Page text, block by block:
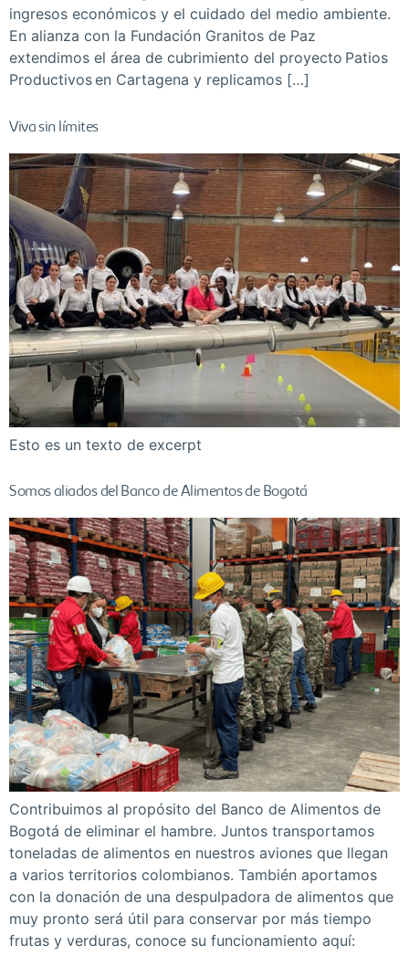
ingresos económicos y el cuidado del medio ambiente.
En alianza con la Fundación Granitos de Paz
extendimos el área de cubrimiento del proyecto Patios
Productivos en Cartagena y replicamos […]
Viva sin límites
Esto es un texto de excerpt
Somos aliados del Banco de Alimentos de Bogotá
Contribuimos al propósito del Banco de Alimentos de
Bogotá de eliminar el hambre. Juntos transportamos
toneladas de alimentos en nuestros aviones que llegan
a varios territorios colombianos. También aportamos
con la donación de una despulpadora de alimentos que
muy pronto será útil para conservar por más tiempo
frutas y verduras, conoce su funcionamiento aquí: